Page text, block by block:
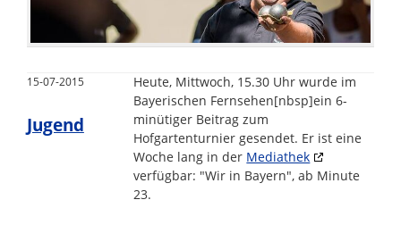
15-07-2015
Heute, Mittwoch, 15.30 Uhr wurde im
Bayerischen Fernsehen[nbsp]ein 6-
minütiger Beitrag zum
Hofgartenturnier gesendet. Er ist eine
Woche lang in der Mediathek
verfügbar: "Wir in Bayern", ab Minute
23.
Jugend